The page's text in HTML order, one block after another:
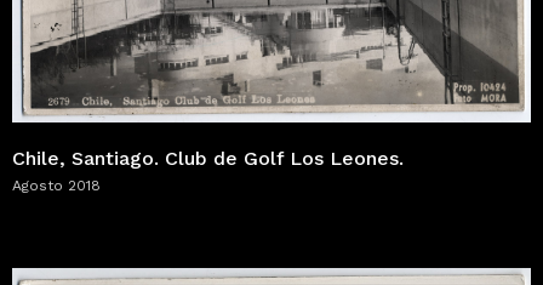
Chile, Santiago. Club de Golf Los Leones.
Agosto 2018